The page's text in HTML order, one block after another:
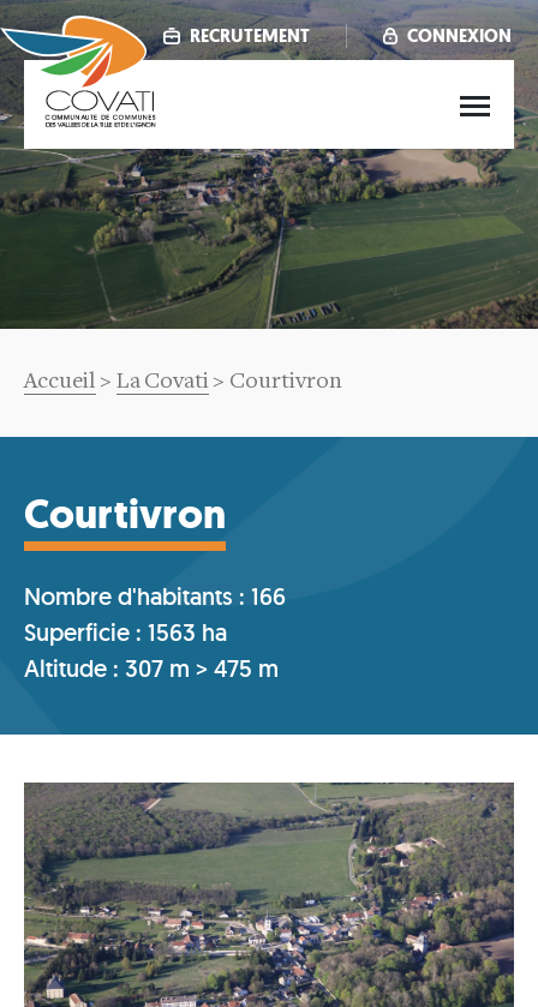
Aller
au
contenu
principal
RECRUTEMENT CONNEXION
Main
menu
Fil
Accueil La Covati Courtivron
Courtivron
Nombre d'habitants : 166
Superficie : 1563 ha
Altitude : 307 m > 475 m